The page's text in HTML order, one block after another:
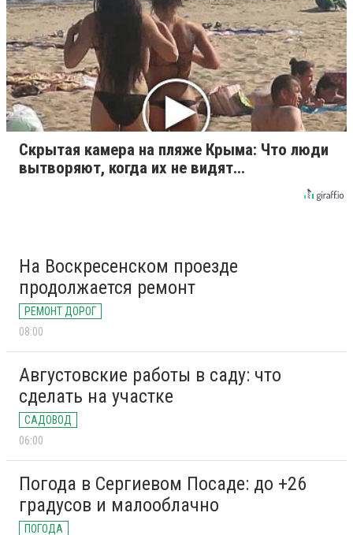
Скрытая камера на пляже Крыма: Что люди
вытворяют, когда их не видят...
На Воскресенском проезде
продолжается ремонт
РЕМОНТ ДОРОГ
08:00
Августовские работы в саду: что
сделать на участке
САДОВОД
06:00
Погода в Сергиевом Посаде: до +26
градусов и малооблачно
ПОГОДА